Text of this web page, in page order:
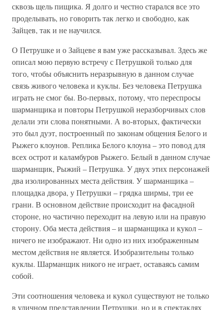
сквозь щель пищика. Я долго и честно старался все это
проделывать, но говорить так легко и свободно, как
Зайцев, так и не научился.
О Петрушке и о Зайцеве я вам уже рассказывал. Здесь же
описал мою первую встречу с Петрушкой только для
того, чтобы объяснить неразрывную в данном случае
связь живого человека и куклы. Без человека Петрушка
играть не смог бы. Во-первых, потому, что переспросы
шарманщика и повторы Петрушкой неразборчивых слов
делали эти слова понятными. А во-вторых, фактически
это был дуэт, построенный по законам общения Белого и
Рыжего клоунов. Реплика Белого клоуна – это повод для
всех острот и каламбуров Рыжего. Белый в данном случае
шарманщик, Рыжий – Петрушка. У двух этих персонажей
два изолированных места действия. У шарманщика –
площадка двора, у Петрушки – грядка ширмы, три ее
грани. В основном действие происходит на фасадной
стороне, но частично переходит на левую или на правую
сторону. Оба места действия – и шарманщика и кукол –
ничего не изображают. Ни одно из них изображенным
местом действия не является. Изобразительны только
куклы. Шарманщик никого не играет, оставаясь самим
собой.
Эти соотношения человека и кукол существуют не только
в уличном представлении Петрушки, но и в спектаклях